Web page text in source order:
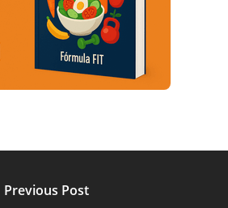
Previous Post